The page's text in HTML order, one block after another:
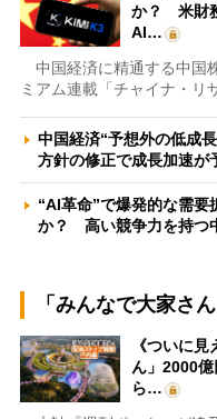
か？ 米財
AI…
中国経済に精通する中国
ミアム連載「チャイナ・リ
中国経済“予想外の低成
方針の修正で成長加速
“AI革命”で爆発的な需要
か？ 高い競争力を持つ
「みんなで大家さ
《ついに
ん」2000億
ら…